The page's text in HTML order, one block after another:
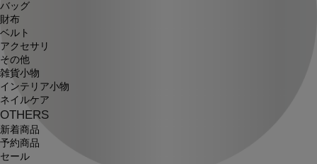
バッグ
財布
ベルト
アクセサリ
その他
雑貨小物
インテリア小物
ネイルケア
OTHERS
新着商品
予約商品
セール